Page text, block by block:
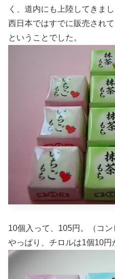
く、道内にも上陸してきまし
西日本ではすでに販売され
ということでした。
10個入って、105円。（コン
やっぱり、チロルは1個10円